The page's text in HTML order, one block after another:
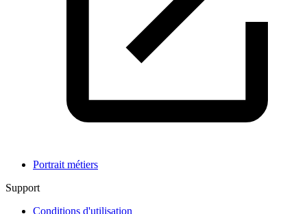
Portrait métiers
Support
Conditions d'utilisation